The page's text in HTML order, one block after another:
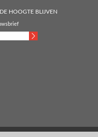
HOOGTE BLIJVEN